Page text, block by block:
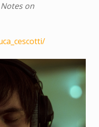
Notes on